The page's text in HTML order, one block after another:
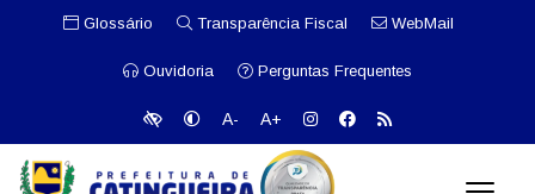
Glossário Transparência Fiscal WebMail
Ouvidoria Perguntas Frequentes
A- A+